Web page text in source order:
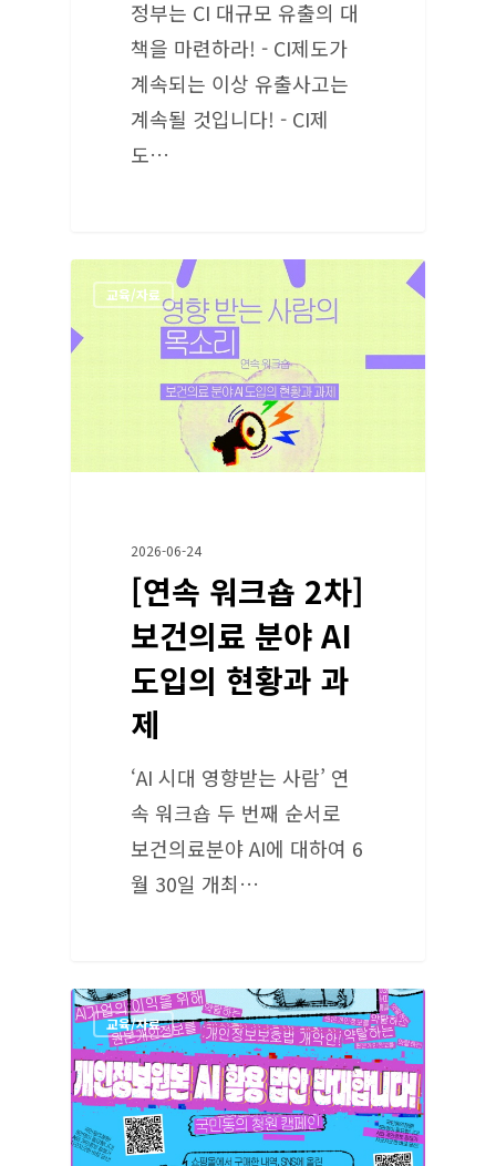
정부는 CI 대규모 유출의 대
책을 마련하라! - CI제도가
계속되는 이상 유출사고는
계속될 것입니다! - CI제
도…
교육/자료
2026-06-24
[연속 워크숍 2차]
보건의료 분야 AI
도입의 현황과 과
제
‘AI 시대 영향받는 사람’ 연
속 워크숍 두 번째 순서로
보건의료분야 AI에 대하여 6
월 30일 개최…
교육/자료